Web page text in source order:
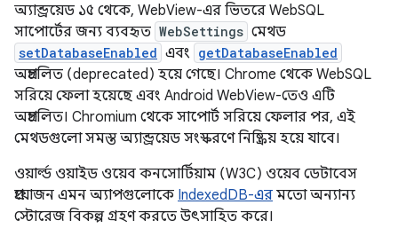
অ্যান্ড্রয়েড ১৫ থেকে, WebView-এর ভিতরে WebSQL
সাপোর্টের জন্য ব্যবহৃত WebSettings মেথড
setDatabaseEnabled এবং getDatabaseEnabled
অপ্রচলিত (deprecated) হয়ে গেছে। Chrome থেকে WebSQL
সরিয়ে ফেলা হয়েছে এবং Android WebView-তেও এটি
অপ্রচলিত। Chromium থেকে সাপোর্ট সরিয়ে ফেলার পর, এই
মেথডগুলো সমস্ত অ্যান্ড্রয়েড সংস্করণে নিষ্ক্রিয় হয়ে যাবে।
ওয়ার্ল্ড ওয়াইড ওয়েব কনসোর্টিয়াম (W3C) ওয়েব ডেটাবেস
প্রয়োজন এমন অ্যাপগুলোকে IndexedDB-এর মতো অন্যান্য
স্টোরেজ বিকল্প গ্রহণ করতে উৎসাহিত করে।